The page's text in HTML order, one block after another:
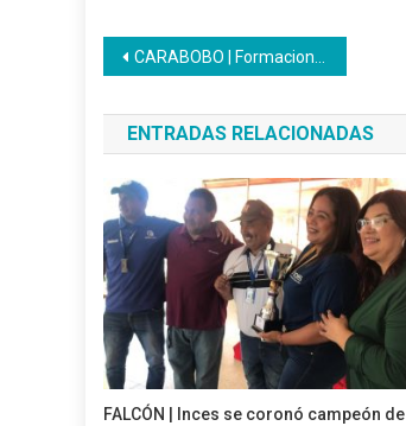
Navegación
de
entradas
CARABOBO | Formaciones semipresenciales y virtuales se imparten desde el CFS Bicentenario
ENTRADAS RELACIONADAS
FALCÓN | Inces se coronó campeón de